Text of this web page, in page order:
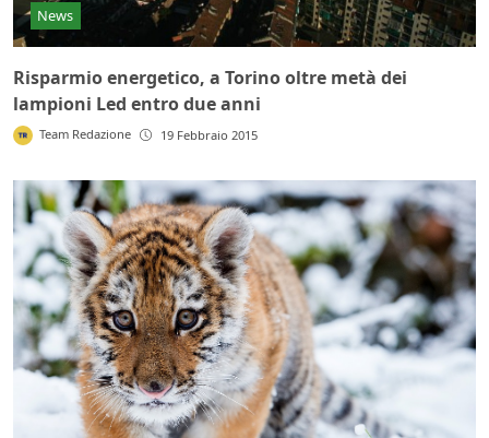
News
Risparmio energetico, a Torino oltre metà dei
lampioni Led entro due anni
Team Redazione 19 Febbraio 2015